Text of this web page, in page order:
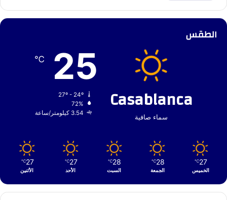
الطقس
Casablanca
سماء صافية
25
℃
72%
3.54 كيلومتر/ساعة
27
℃
الخميس
28
℃
الجمعة
28
℃
السبت
27
℃
الأحد
27
℃
الأثنين